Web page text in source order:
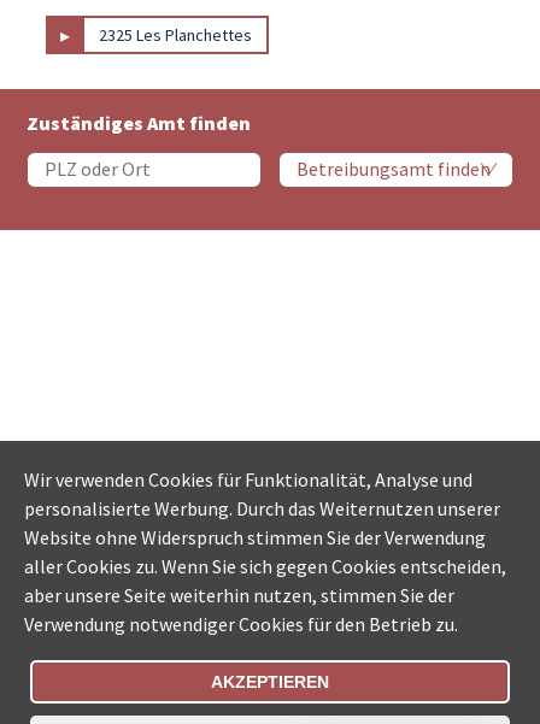
▸ 2325 Les Planchettes
Zuständiges Amt finden
Wir verwenden Cookies für Funktionalität, Analyse und
personalisierte Werbung. Durch das Weiternutzen unserer
Website ohne Widerspruch stimmen Sie der Verwendung
aller Cookies zu. Wenn Sie sich gegen Cookies entscheiden,
aber unsere Seite weiterhin nutzen, stimmen Sie der
Verwendung notwendiger Cookies für den Betrieb zu.
AKZEPTIEREN